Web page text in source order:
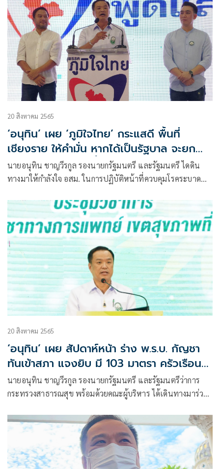
ขอโทษ "อนุทิน"
สงขลา
20 สิงหาคม 2565
‘อนุทิน’ เผย ‘ภูมิใจไทย’ กระแสดี พื้นที่
เชียงราย ให้คำมั่น หากได้เป็นรัฐบาล จะยก
ระดับการท่องเที่ยวทั้งภูมิภาค พร้อมชูนโยบาย
พักหนี้ประชาชน 3 ปี
นายอนุทิน ชาญวีรกูล รองนายกรัฐมนตรี และรัฐมนตรี ไดดิน
ทางมาให้กำลังใจ อสม. ในการปฏิบัติหน้าที่ควบคุมโรคระบาด
20 สิงหาคม 2565
‘อนุทิน’ เผย สัปดาห์หน้า ร่าง พ.ร.บ. กัญชา
ทันเข้าสภา แจงยิบ มี 103 มาตรา ครัวเรือน
ปลูกได้ 15 ต้น
นายอนุทิน ชาญวีรกูล รองนายกรัฐมนตรี และรัฐมนตรีว่าการ
กระทรวงสาธารณสุข พร้อมด้วยคณะผู้บริหาร ได้เดินทางมาร่วม
บุคลากร ทางการแพทย์ ประชาชน และผู้ประกอบการ เน้นใช้
กัญชารักษาผู้ป่วย